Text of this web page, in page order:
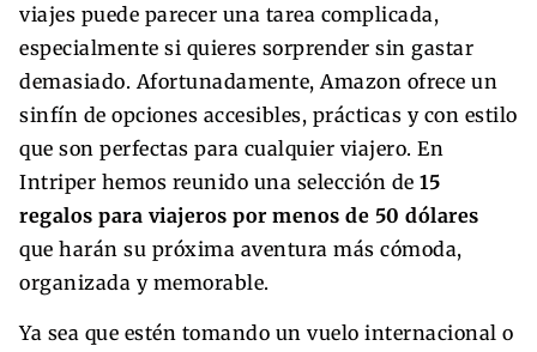
viajes puede parecer una tarea complicada,
especialmente si quieres sorprender sin gastar
demasiado. Afortunadamente, Amazon ofrece un
sinfín de opciones accesibles, prácticas y con estilo
que son perfectas para cualquier viajero. En
Intriper hemos reunido una selección de 15
regalos para viajeros por menos de 50 dólares
que harán su próxima aventura más cómoda,
organizada y memorable.
Ya sea que estén tomando un vuelo internacional o